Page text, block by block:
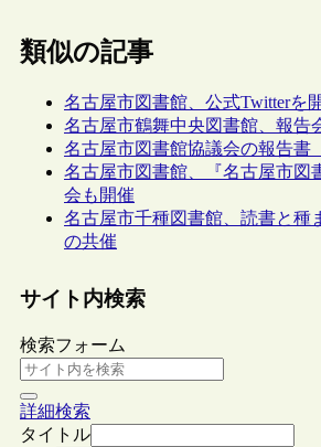
類似の記事
名古屋市図書館、公式Twitterを
名古屋市鶴舞中央図書館、報告
名古屋市図書館協議会の報告書
名古屋市図書館、『名古屋市
会も開催
名古屋市千種図書館、読書と種
の共催
サイト内検索
検索フォーム
詳細検索
タイトル